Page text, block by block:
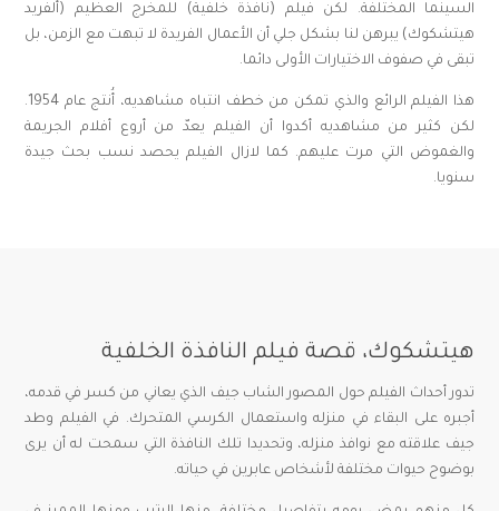
السينما المختلفة. لكن فيلم (نافذة خلفية) للمخرج العظيم (ألفريد
هيتشكوك) يبرهن لنا بشكل جلي أن الأعمال الفريدة لا تبهت مع الزمن، بل
تبقى في صفوف الاختيارات الأولى دائما.
هذا الفيلم الرائع والذي تمكن من خطف انتباه مشاهديه، أُنتج عام 1954.
لكن كثير من مشاهديه أكدوا أن الفيلم يعدّ من أروع أفلام الجريمة
والغموض التي مرت عليهم. كما لازال الفيلم يحصد نسب بحث جيدة
سنويا.
هيتشكوك، قصة فيلم النافذة الخلفية
تدور أحداث الفيلم حول المصور الشاب جيف الذي يعاني من كسر في قدمه،
أجبره على البقاء في منزله واستعمال الكرسي المتحرك. في الفيلم وطد
جيف علاقته مع نوافذ منزله، وتحديدا تلك النافذة التي سمحت له أن يرى
بوضوح حيوات مختلفة لأشخاص عابرين في حياته.